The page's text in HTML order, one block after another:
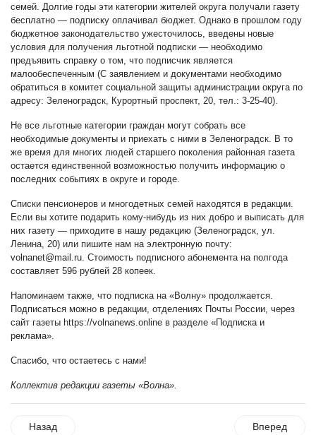
семей. Долгие годы эти категории жителей округа получали газету
бесплатно — подписку оплачивал бюджет. Однако в прошлом году
бюджетное законодательство ужесточилось, введены новые
условия для получения льготной подписки — необходимо
предъявить справку о том, что подписчик является
малообеспеченным (С заявлением и документами необходимо
обратиться в комитет социальной защиты администрации округа по
адресу: Зеленоградск, Курортный проспект, 20, тел.: 3-25-40).
Не все льготные категории граждан могут собрать все
необходимые документы и приехать с ними в Зеленоградск. В то
же время для многих людей старшего поколения районная газета
остается единственной возможностью получить информацию о
последних событиях в округе и городе.
Списки пенсионеров и многодетных семей находятся в редакции.
Если вы хотите подарить кому-нибудь из них добро и выписать для
них газету — приходите в нашу редакцию (Зеленоградск, ул.
Ленина, 20) или пишите нам на электронную почту:
volnanet@mail.ru Стоимость подписного абонемента на полгода
составляет 596 рублей 28 копеек.
Напоминаем также, что подписка на «Волну» продолжается.
Подписаться можно в редакции, отделениях Почты России, через
сайт газеты https://volnanews.online в разделе «Подписка и
реклама».
Спасибо, что остаетесь с нами!
Коллектив редакции газеты «Волна».
Назад Вперед